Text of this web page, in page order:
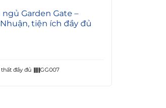
Garden Gate –
tiện ích đầy đủ
đầy đủ GG007